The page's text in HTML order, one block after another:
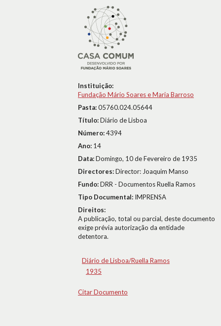
Instituição:
Fundação Mário Soares e Maria Barroso
Pasta:05760.024.05644
Título:Diário de Lisboa
Número:4394
Ano: 14
Data:Domingo, 10 de Fevereiro de 1935
Directores:Director: Joaquim Manso
Fundo:DRR - Documentos Ruella Ramos
Tipo Documental: IMPRENSA
Direitos:
A publicação, total ou parcial, deste documento
exige prévia autorização da entidade
detentora.
Diário de Lisboa/Ruella Ramos
1935
Citar Documento